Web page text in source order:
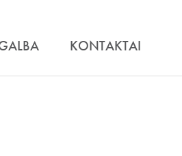
KONTAKTAI